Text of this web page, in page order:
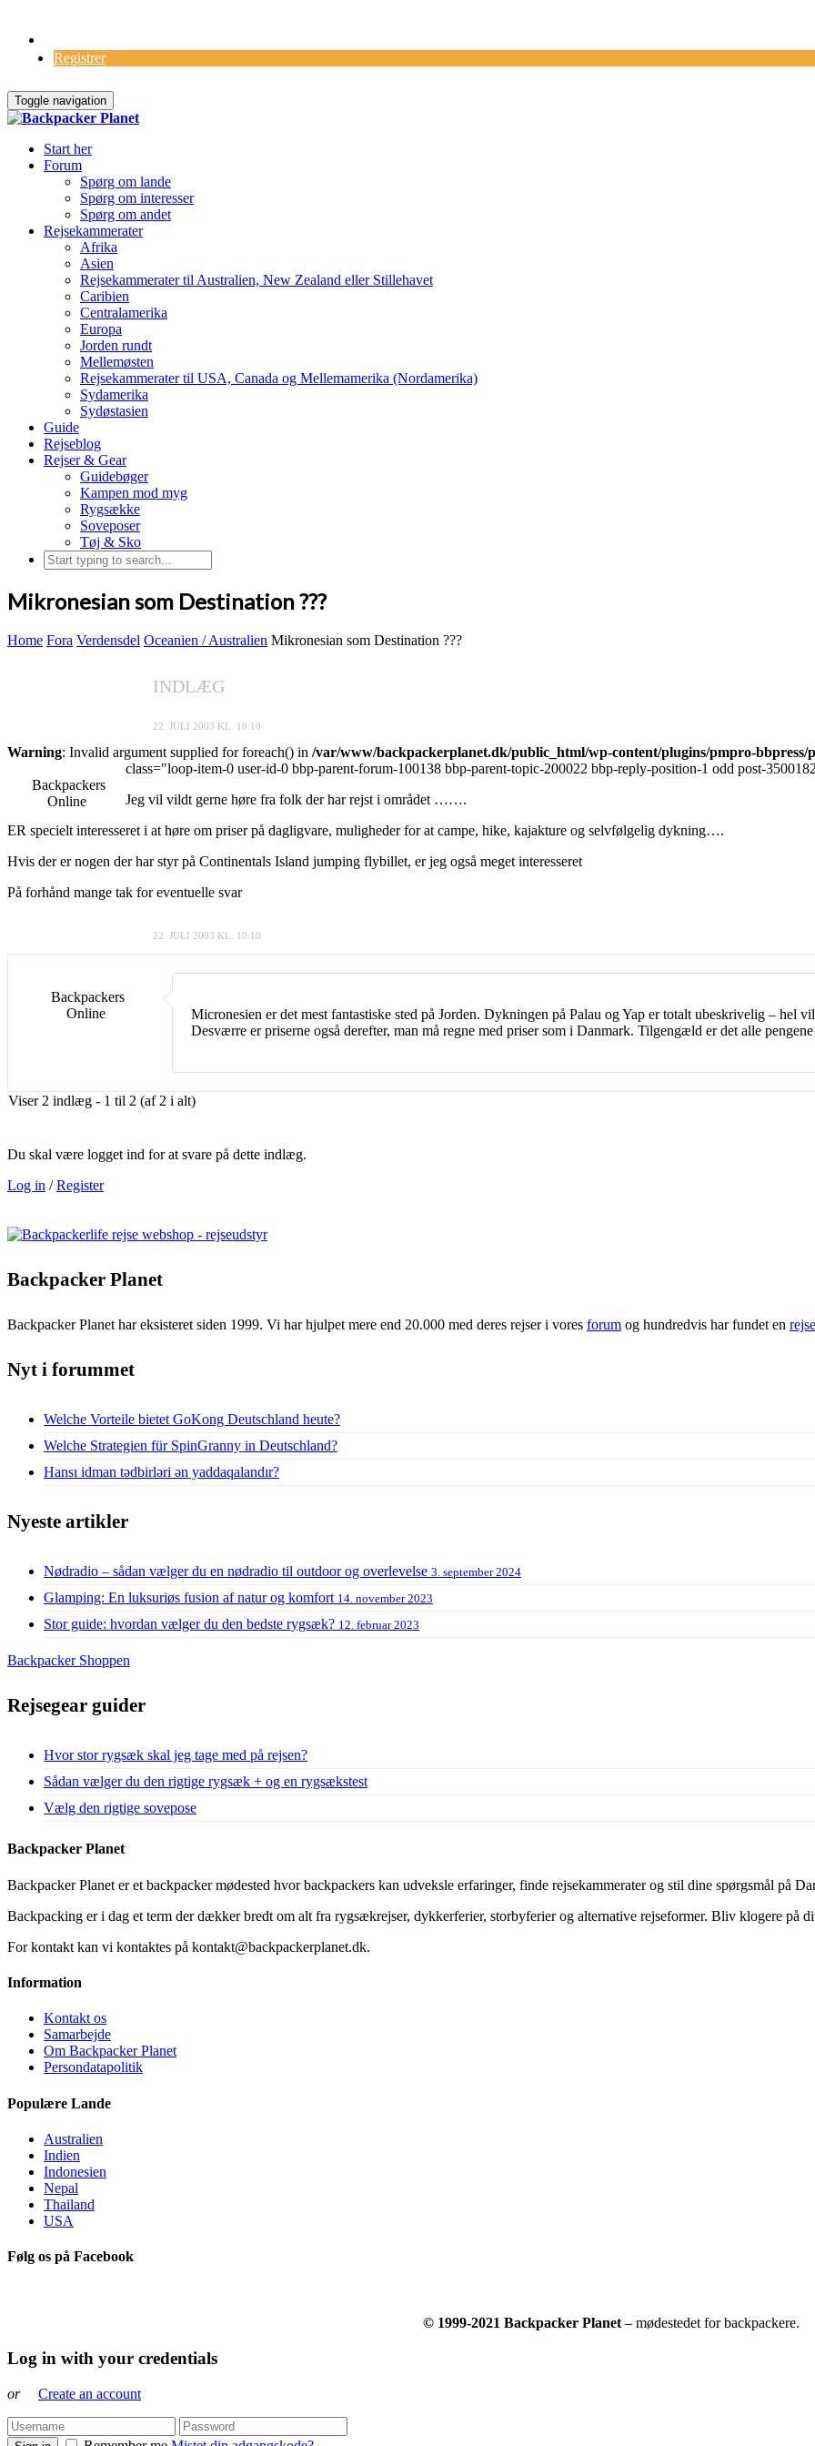
Registrer
Toggle navigation
Start her
Forum
Spørg om lande
Spørg om interesser
Spørg om andet
Rejsekammerater
Afrika
Asien
Rejsekammerater til Australien, New Zealand eller Stillehavet
Caribien
Centralamerika
Europa
Jorden rundt
Mellemøsten
Rejsekammerater til USA, Canada og Mellemamerika (Nordamerika)
Sydamerika
Sydøstasien
Guide
Rejseblog
Rejser & Gear
Guidebøger
Kampen mod myg
Rygsække
Soveposer
Tøj & Sko
Mikronesian som Destination ???
Home Fora Verdensdel Oceanien / Australien Mikronesian som Destination ???
INDLÆG
22. JULI 2003 KL. 10:10
Warning: Invalid argument supplied for foreach() in /var/www/backpackerplanet.dk/public_html/wp-content/plugins/pmpro-bbpress/
class="loop-item-0 user-id-0 bbp-parent-forum-100138 bbp-parent-topic-200022 bbp-reply-position-1 odd post-
Backpackers
Online
Jeg vil vildt gerne høre fra folk der har rejst i området …….
ER specielt interesseret i at høre om priser på dagligvare, muligheder for at campe, hike, kajakture og selvfølgelig dykning….
Hvis der er nogen der har styr på Continentals Island jumping flybillet, er jeg også meget interesseret
På forhånd mange tak for eventuelle svar
22. JULI 2003 KL. 10:10
Backpackers
Online
Micronesien er det mest fantastiske sted på Jorden. Dykningen på Palau og Yap er totalt ubeskrivelig –
Desværre er priserne også derefter, man må regne med priser som i Danmark. Tilgengæld er det alle
Viser 2 indlæg - 1 til 2 (af 2 i alt)
Du skal være logget ind for at svare på dette indlæg.
Log in /Register
Backpacker Planet
Backpacker Planet har eksisteret siden 1999. Vi har hjulpet mere end 20.000 med deres rejser i vores forum og hundredvis har fundet en
Nyt i forummet
Welche Vorteile bietet GoKong Deutschland heute?
Welche Strategien für SpinGranny in Deutschland?
Hansı idman tədbirləri ən yaddaqalandır?
Nyeste artikler
Nødradio – sådan vælger du en nødradio til outdoor og overlevelse 3. september 2024
Glamping: En luksuriøs fusion af natur og komfort 14. november 2023
Stor guide: hvordan vælger du den bedste rygsæk? 12. februar 2023
Backpacker Shoppen
Rejsegear guider
Hvor stor rygsæk skal jeg tage med på rejsen?
Sådan vælger du den rigtige rygsæk + og en rygsækstest
Vælg den rigtige sovepose
Backpacker Planet
Backpacker Planet er et backpacker mødested hvor backpackers kan udveksle erfaringer, finde rejsekammerater og stil dine spørgsmål på
Backpacking er i dag et term der dækker bredt om alt fra rygsækrejser, dykkerferier, storbyferier og alternative rejseformer. Bliv klogere på
For kontakt kan vi kontaktes på kontakt@backpackerplanet.dk.
Information
Kontakt os
Samarbejde
Om Backpacker Planet
Persondatapolitik
Populære Lande
Australien
Indien
Indonesien
Nepal
Thailand
USA
Følg os på Facebook
© 1999-2021 Backpacker Planet – mødestedet for backpackere.
Log in with your credentials
or Create an account